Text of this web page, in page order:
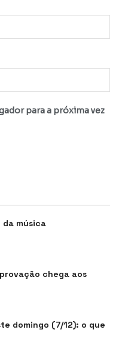
para a próxima vez
da música
chega aos
domingo (7/12): o que